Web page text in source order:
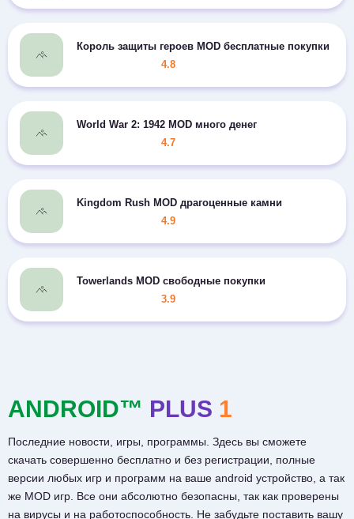
Король защиты героев MOD бесплатные покупки
4.8
World War 2: 1942 MOD много денег
4.7
Kingdom Rush MOD драгоценные камни
4.9
Towerlands MOD свободные покупки
3.9
ANDROID™ PLUS 1
Последние новости, игры, программы. Здесь вы сможете
скачать совершенно бесплатно и без регистрации, полные
версии любых игр и программ на ваше android устройство, а так
же MOD игр. Все они абсолютно безопасны, так как проверены
на вирусы и на работоспособность. Не забудьте поставить вашу